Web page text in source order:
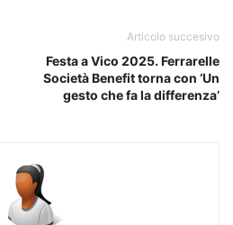
Articolo succesivo
Festa a Vico 2025. Ferrarelle
Società Benefit torna con ‘Un
gesto che fa la differenza’